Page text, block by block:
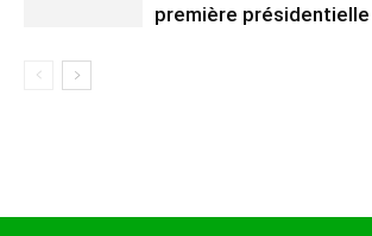
première présidentielle